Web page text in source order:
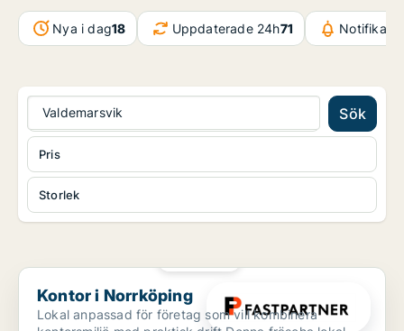
Nya i dag18 Uppdaterade 24h71
Valdemarsvik Sök
Storlek
Pris
Kontor i Norrköping
Kontor i Norrköping
Lokal anpassad för företag som vill kombinera